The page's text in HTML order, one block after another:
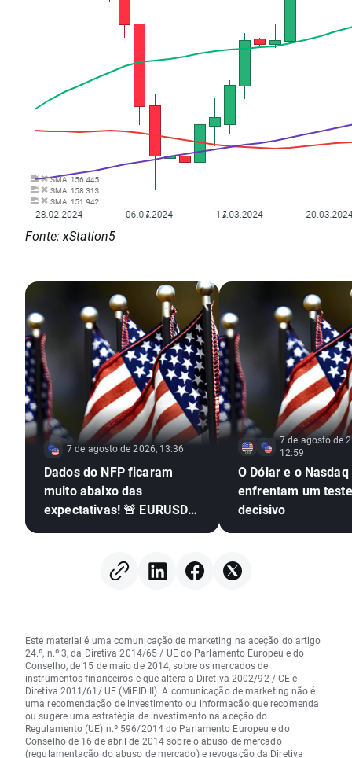
Fonte: xStation5
7 de agosto de 2026, 13:36
Dados do NFP ficaram
muito abaixo das
expectativas! 🚨 EURUSD
7 de agosto de
12:59
O Dólar e o Nasdaq
enfrentam um teste
decisivo
Este material é uma comunicação de marketing na aceção do artigo
24.º, n.º 3, da Diretiva 2014/65 / UE do Parlamento Europeu e do
Conselho, de 15 de maio de 2014, sobre os mercados de
instrumentos financeiros e que altera a Diretiva 2002/92 / CE e
Diretiva 2011/61/ UE (MiFID II). A comunicação de marketing não é
uma recomendação de investimento ou informação que recomenda
ou sugere uma estratégia de investimento na aceção do
Regulamento (UE) n.º 596/2014 do Parlamento Europeu e do
Conselho de 16 de abril de 2014 sobre o abuso de mercado
(regulamentação do abuso de mercado) e revogação da Diretiva